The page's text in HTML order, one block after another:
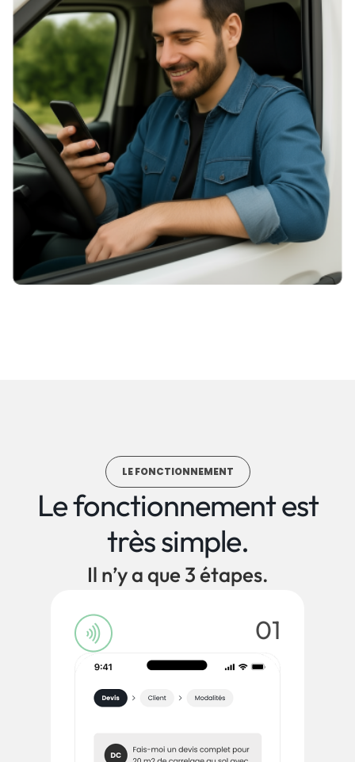
LE FONCTIONNEMENT
Le fonctionnement est
très simple.
Il n’y a que 3 étapes.
01